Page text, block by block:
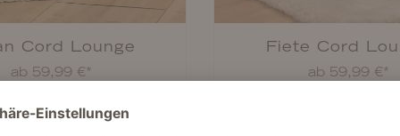
Cord Lounge
ab 59,99 €*
Fiete Cord
ab 59,99 €*